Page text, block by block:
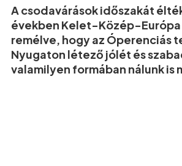
A csodavárások időszakát
években Kelet-Közép-Európa
remélve, hogy az Óperenciás
Nyugaton létező jólét és
valamilyen formában nálunk is